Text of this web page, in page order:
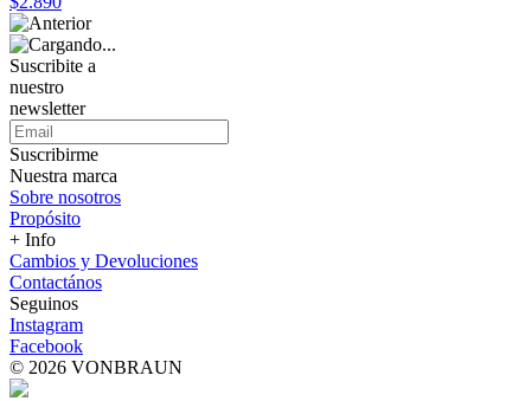
Suscribite a
nuestro
newsletter
Suscribirme
Nuestra marca
Sobre nosotros
Propósito
+ Info
Cambios y Devoluciones
Contactános
Seguinos
Instagram
Facebook
© 2026 VONBRAUN